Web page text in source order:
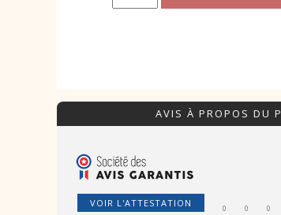
AVIS À PROPOS DU
VOIR L'ATTESTATION 0 0 0